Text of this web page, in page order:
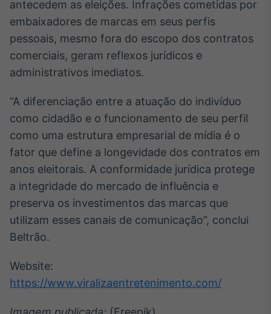
antecedem as eleições. Infrações cometidas por
embaixadores de marcas em seus perfis
pessoais, mesmo fora do escopo dos contratos
comerciais, geram reflexos jurídicos e
administrativos imediatos.
“A diferenciação entre a atuação do indivíduo
como cidadão e o funcionamento de seu perfil
como uma estrutura empresarial de mídia é o
fator que define a longevidade dos contratos em
anos eleitorais. A conformidade jurídica protege
a integridade do mercado de influência e
preserva os investimentos das marcas que
utilizam esses canais de comunicação”, conclui
Beltrão.
Website:
https://www.viralizaentretenimento.com/